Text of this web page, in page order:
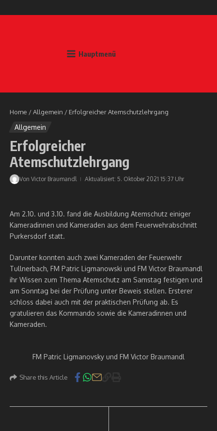
Hauptmenü
Home /Allgemein / Erfolgreicher Atemschutzlehrgang
Allgemein
Erfolgreicher
Atemschutzlehrgang
Von Victor Braumandl Aktualisiert: 5. Oktober 2021 15:37 Uhr
Am 2.10. und 3.10. fand die Ausbildung Atemschutz einiger
Kameradinnen und Kameraden aus dem Feuerwehrabschnitt
Purkersdorf statt.
Darunter konnten auch zwei Kameraden der Feuerwehr
Tullnerbach, FM Patric Ligmanowski und FM Victor Braumandl
ihr Wissen zum Thema Atemschutz am Samstag festigen und
am Sonntag bei der Prüfung unter Beweis stellen. Ersterer
schloss dabei auch mit der praktischen Prüfung ab. Es
gratulieren das Kommando sowie die Kameradinnen und
Kameraden.
FM Patric Ligmanovsky und FM Victor Braumandl
Share this Article